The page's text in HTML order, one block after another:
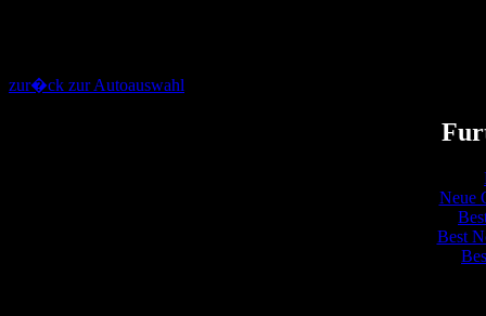
zur�ck zur Autoauswahl
Neue
Best